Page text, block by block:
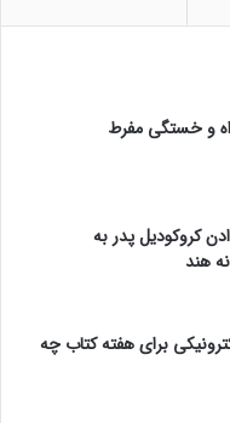
و خستگی مفرط
کروکودیل پدر به
هند
برای هفته کتاب چه